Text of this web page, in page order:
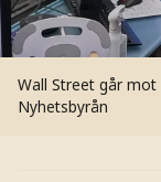
Wall Street går
Nyhetsbyrån